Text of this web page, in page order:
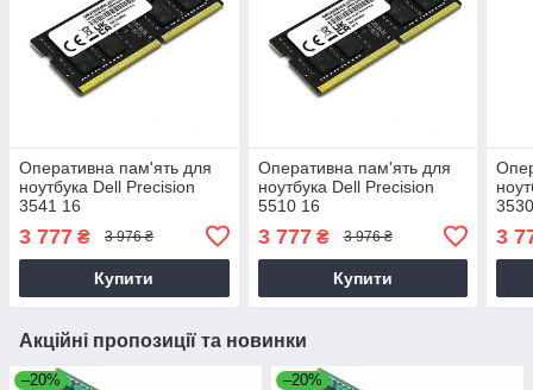
Оперативна пам'ять для
ноутбука Dell Precision
3541 16
3 777 ₴ 3 976 ₴
Купити
Оперативна пам'ять для
ноутбука Dell Precision
5510 16
3 777₴ 3 976 ₴
Купити
3
Акційні пропозиції та новинки
–20% –20%